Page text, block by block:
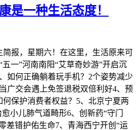
是一种生活态度！
简报，星期六！在这里，生活原来可
一”河南南阳“艾草奇妙游”开启沉
如何正确躺着玩手机？2个姿势减少
广交会遇上免签退税双倍利好4、预
保护消费者权益？5、北京宁夏两
小儿肺气道畸形6、创新药“守门
差错护佑生命7、青海西宁开创“运